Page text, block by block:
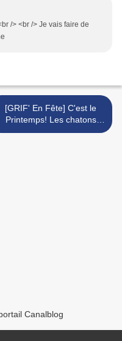
/> <br /> Je vais faire de
[GRIF' En Fête] C'est le
Printemps! Les chatons
nouveaux vont arriver... >
Canalblog